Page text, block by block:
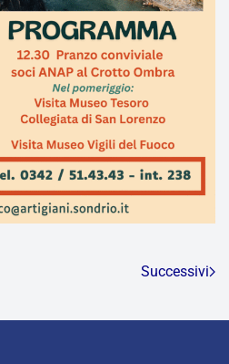
Successivi